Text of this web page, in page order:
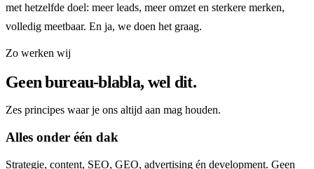
met hetzelfde doel: meer leads, meer omzet en sterkere merken,
volledig meetbaar. En ja, we doen het graag.
Zo werken wij
Geen bureau-blabla, wel dit.
Zes principes waar je ons altijd aan mag houden.
Alles onder één dak
Strategie, content, SEO, GEO, advertising én development. Geen